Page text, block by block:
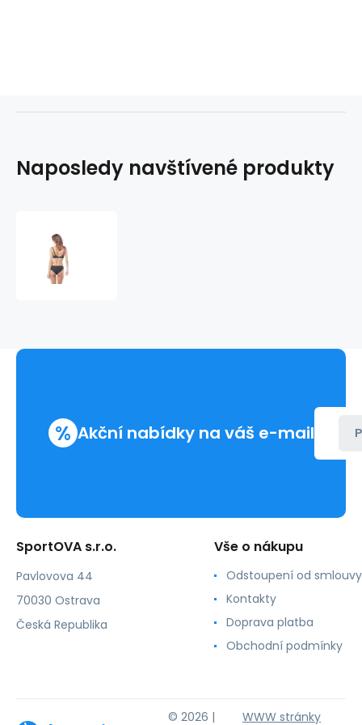
Naposledy navštívené produkty
% Akční nabídky na váš e-mail
SportOVA s.r.o.
Pavlovova 44
70030 Ostrava
Česká Republika
Vše o nákupu
Odstoupení od smlouvy
Kontakty
Doprava platba
Obchodní podmínky
© 2026 | WWW stránky